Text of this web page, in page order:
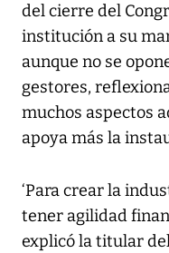
del cierre del
institución a su
aunque no se
gestores,
muchos aspectos
apoya más la
‘Para crear la
tener agilidad
explicó la titular